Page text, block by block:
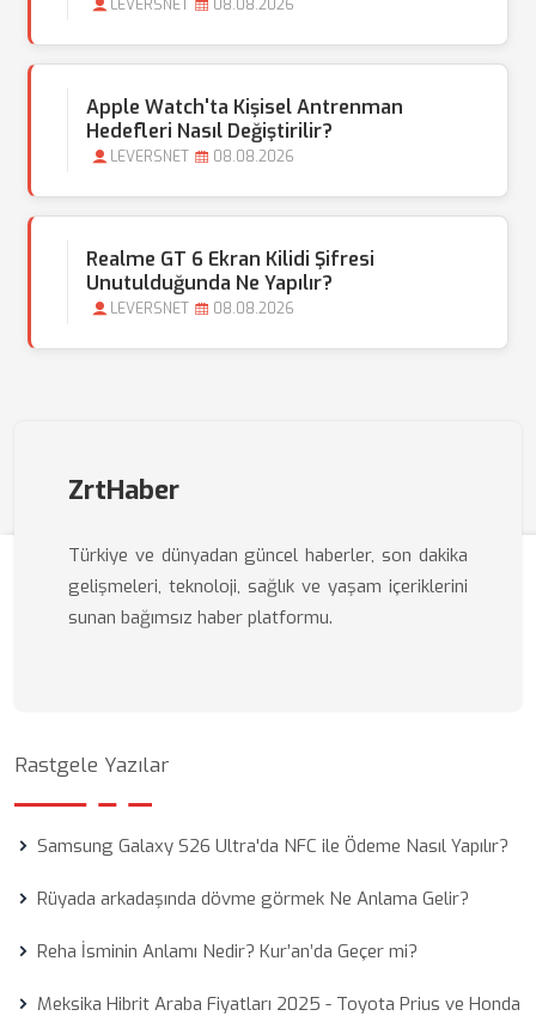
LEVERSNET 08.08.2026
Apple Watch'ta Kişisel Antrenman
Hedefleri Nasıl Değiştirilir?
LEVERSNET 08.08.2026
Realme GT 6 Ekran Kilidi Şifresi
Unutulduğunda Ne Yapılır?
LEVERSNET 08.08.2026
ZrtHaber
Türkiye ve dünyadan güncel haberler, son dakika
gelişmeleri, teknoloji, sağlık ve yaşam içeriklerini
sunan bağımsız haber platformu.
Rastgele Yazılar
Samsung Galaxy S26 Ultra'da NFC ile Ödeme Nasıl Yapılır?
Rüyada arkadaşında dövme görmek Ne Anlama Gelir?
Reha İsminin Anlamı Nedir? Kur’an’da Geçer mi?
Meksika Hibrit Araba Fiyatları 2025 - Toyota Prius ve Honda